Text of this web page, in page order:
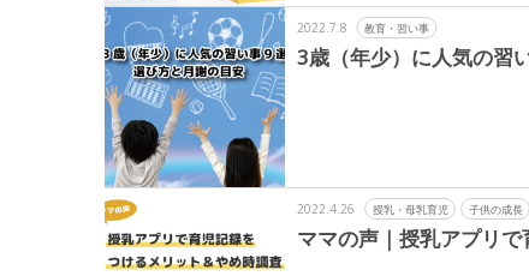
2022.7.8 教育・習い事
3歳（年少）に人気の習
2022.4.26 授乳・母乳育児 子供の成長
ママの声｜授乳アプリ